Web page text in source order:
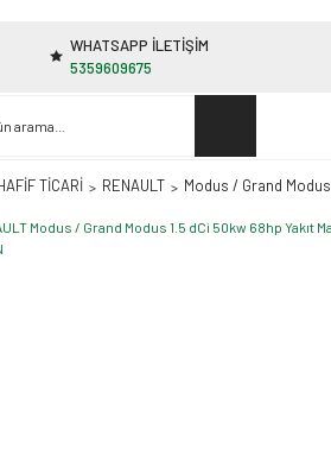
WHATSAPP İLETİŞİM
5359609675
TİCARİ RENAULT Modus / Grand Modus